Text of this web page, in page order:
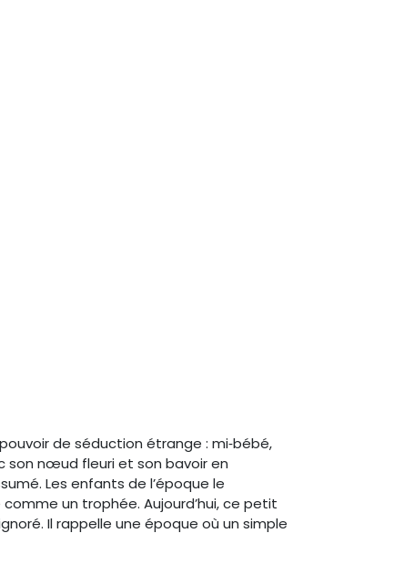
de séduction étrange : mi‑bébé,
son nœud fleuri et son bavoir en
Les enfants de l’époque le
un trophée. Aujourd’hui, ce petit
Il rappelle une époque où un simple